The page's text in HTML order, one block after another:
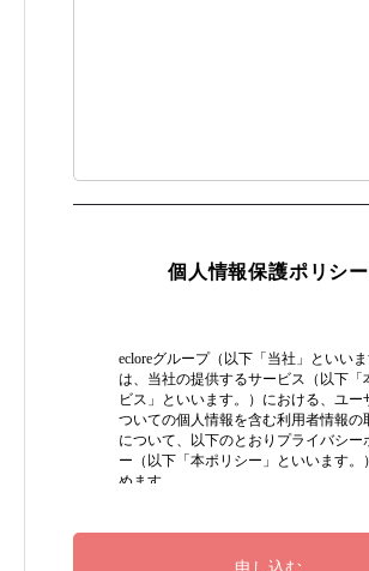
個人情報保護ポリシー